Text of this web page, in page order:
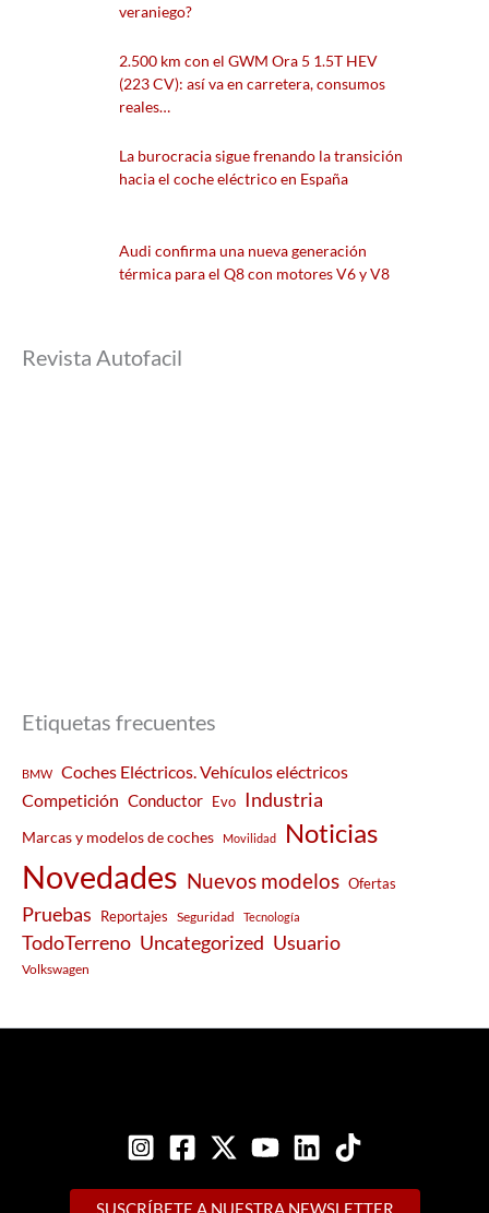
veraniego?
2.500 km con el GWM Ora 5 1.5T HEV
(223 CV): así va en carretera, consumos
reales…
La burocracia sigue frenando la transición
hacia el coche eléctrico en España
Audi confirma una nueva generación
térmica para el Q8 con motores V6 y V8
Revista Autofacil
Etiquetas frecuentes
BMW
Coches Eléctricos. Vehículos eléctricos
Competición Conductor Evo Industria
Marcas y modelos de coches Movilidad Noticias
Novedades Nuevos modelos Ofertas
Pruebas Reportajes Seguridad Tecnología
TodoTerreno Uncategorized Usuario
Volkswagen